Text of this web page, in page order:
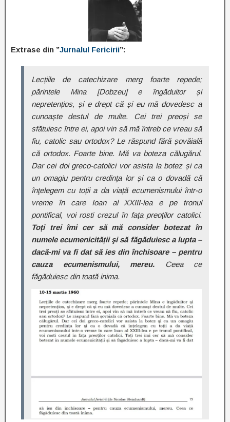
Extrase din ”Jurnalul Fericirii”:
Lecțiile de catechizare merg foarte repede;
părintele Mina [Dobzeu] e îngăduitor și
nepretențios, și e drept că și eu mă dovedesc a
cunoaște destul de multe. Cei trei preoși se
sfătuiesc între ei, apoi vin să mă întreb ce vreau să
fiu, catolic sau ortodox? Le răspund fără șovăială
că ortodox. Foarte bine. Mă va boteza călugărul.
Dar cei doi greco-catolici vor asista la botez și ca
un omagiu pentru credinţa lor și ca o dovadă că
înţelegem cu toții a da viață ecumenismului într-o
vreme în care Ioan al XXIII-lea e pe tronul
pontifical, voi rosti crezul în fața preoților catolici.
Toți trei îmi cer să mă consider botezat în
numele ecumenicității şi să făgăduiesc a lupta –
dacă-mi va fi dat să ies din închisoare – pentru
cauza ecumenismului, mereu. Ceea ce
făgăduiesc din toată inima.